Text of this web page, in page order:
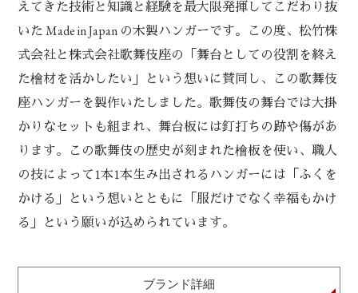
えてきた技術と知識と経験を最大限発揮してこだわり抜
いた Made in Japan の木製ハンガーです。この度、松竹株
式会社と株式会社歌舞伎座の「舞台としての役割を終え
た檜材を活かしたい」という想いに賛同し、この歌舞伎
座ハンガーを製作いたしました。歌舞伎の舞台では大掛
かりなセットも組まれ、舞台板には釘打ちの跡や傷があ
ります。この歌舞伎の歴史が刻まれた檜板を使い、職人
の技によって1本1本生み出されるハンガーには「ふくを
かける」という想いとともに「服だけでなく幸福もかけ
る」という願いが込められています。
ブランド詳細